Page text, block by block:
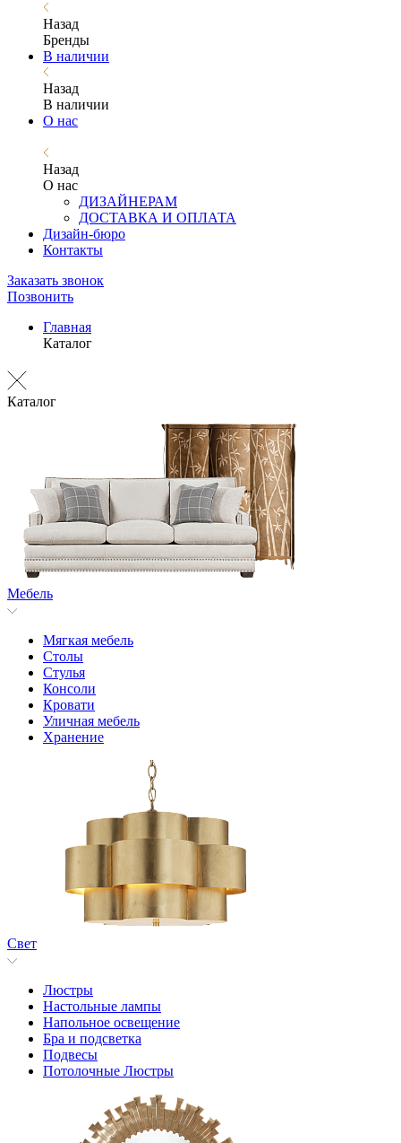
Назад
Бренды
В наличии
Назад
В наличии
О нас
Назад
О нас
ДИЗАЙНЕРАМ
ДОСТАВКА И ОПЛАТА
Дизайн-бюро
Контакты
Заказать звонок
Позвонить
Главная
Каталог
Каталог
Мебель
Мягкая мебель
Столы
Стулья
Консоли
Кровати
Уличная мебель
Хранение
Свет
Люстры
Настольные лампы
Напольнoе освещение
Бра и подсветка
Подвесы
Потолочные Люстры